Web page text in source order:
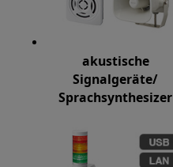
akustische
Signalgeräte/
Sprachsynthesizer